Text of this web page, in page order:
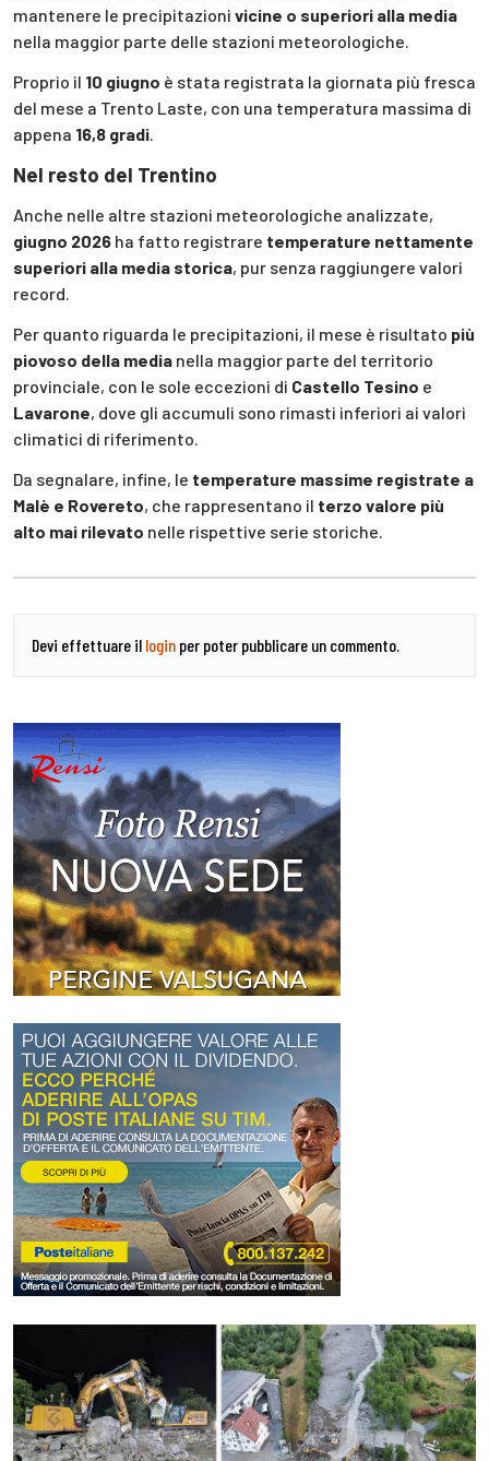
mantenere le precipitazioni vicine o superiori alla media
nella maggior parte delle stazioni meteorologiche.
Proprio il 10 giugno è stata registrata la giornata più fresca
del mese a Trento Laste, con una temperatura massima di
appena 16,8 gradi
Nel resto del Trentino
Anche nelle altre stazioni meteorologiche analizzate,
giugno 2026 ha fatto registrare temperature nettamente
superiori alla media storica, pur senza raggiungere valori
record.
Per quanto riguarda le precipitazioni, il mese è risultato più
piovoso della media nella maggior parte del territorio
provinciale, con le sole eccezioni di Castello Tesino e
Lavarone, dove gli accumuli sono rimasti inferiori ai valori
climatici di riferimento.
Da segnalare, infine, le temperature massime registrate a
Malè e Rovereto, che rappresentano il terzo valore più
alto mai rilevato nelle rispettive serie storiche.
Devi effettuare il login per poter pubblicare un commento.